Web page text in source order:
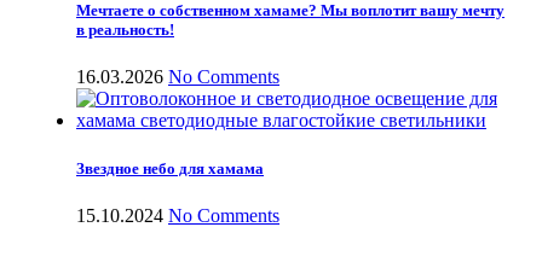
Мечтаете о собственном хамаме? Мы воплотит вашу мечту
в реальность!
16.03.2026 No Comments
Звездное небо для хамама
15.10.2024 No Comments